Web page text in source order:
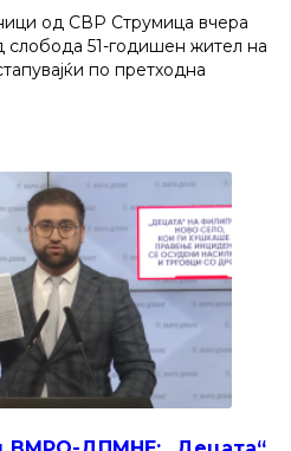
од СВР Струмица вчера
слобода 51-годишен жител на
по претходна